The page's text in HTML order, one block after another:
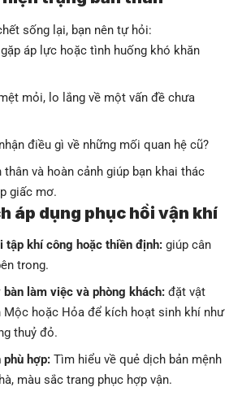
sống lại, bạn nên tự hỏi:
áp lực hoặc tình huống khó khăn
mỏi, lo lắng về một vấn đề chưa
điều gì về những mối quan hệ cũ?
và hoàn cảnh giúp bạn khai thác
giấc mơ.
áp dụng phục hồi vận khí
tập khí công hoặc thiền định: giúp cân
trong.
làm việc và phòng khách: đặt vật
Mộc hoặc Hỏa để kích hoạt sinh khí như
thuỷ đỏ.
phù hợp: Tìm hiểu về quẻ dịch bản mệnh
màu sắc trang phục hợp vận.